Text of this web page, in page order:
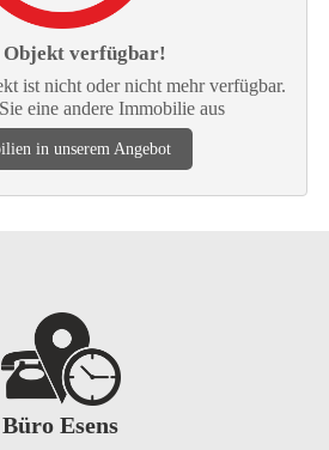
Objekt verfügbar!
ist nicht oder nicht mehr verfügbar.
eine andere Immobilie aus
in unserem Angebot
Büro Esens